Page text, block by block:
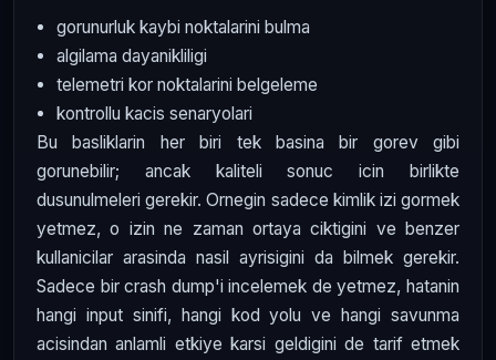
gorunurluk kaybi noktalarini bulma
algilama dayanikliligi
telemetri kor noktalarini belgeleme
kontrollu kacis senaryolari
Bu basliklarin her biri tek basina bir gorev gibi
gorunebilir; ancak kaliteli sonuc icin birlikte
dusunulmeleri gerekir. Ornegin sadece kimlik izi gormek
yetmez, o izin ne zaman ortaya ciktigini ve benzer
kullanicilar arasinda nasil ayrisigini da bilmek gerekir.
Sadece bir crash dump'i incelemek de yetmez, hatanin
hangi input sinifi, hangi kod yolu ve hangi savunma
acisindan anlamli etkiye karsi geldigini de tarif etmek